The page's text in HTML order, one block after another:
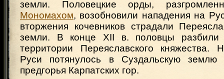
земли. Половецкие орды,
Мономахом, возобновили нападения на
вторжения кочевников страдали
земли. В конце XII в. половцы разбили
территории Переяславского княжества.
Руси потянулось в Суздальскую
предгорья Карпатских гор.